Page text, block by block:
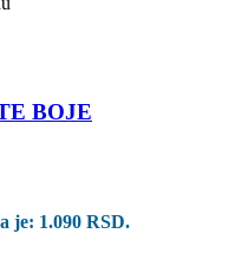
BOJE
je: 1.090 RSD.